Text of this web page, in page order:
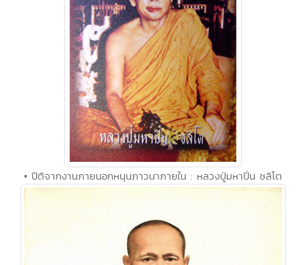
• ปีติจากงานภายนอกหนุนภาวนาภายใน : หลวงปู่มหาปิ่น ชลิโต